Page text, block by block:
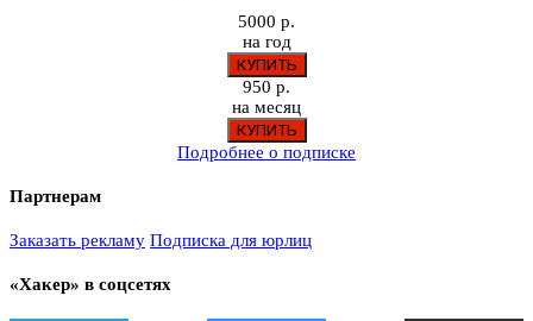
5000 р.
на год
950 р.
на месяц
Подробнее о подписке
Партнерам
Заказать рекламу Подписка для юрлиц
«Хакер» в соцсетях